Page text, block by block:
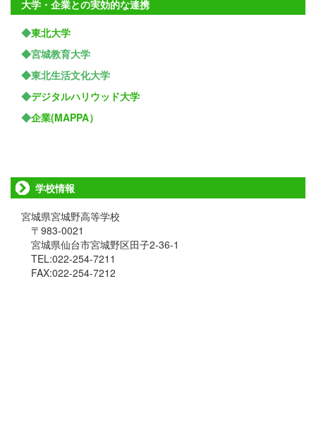
大学・企業との実効的な連携
◆東北大学
◆宮城教育大学
◆東北生活文化大学
◆デジタルハリウッド大学
◆企業(MAPPA）
学校情報
宮城県宮城野高等学校
〒983-0021
宮城県仙台市宮城野区田子2-36-1
TEL:022-254-7211
FAX:022-254-7212